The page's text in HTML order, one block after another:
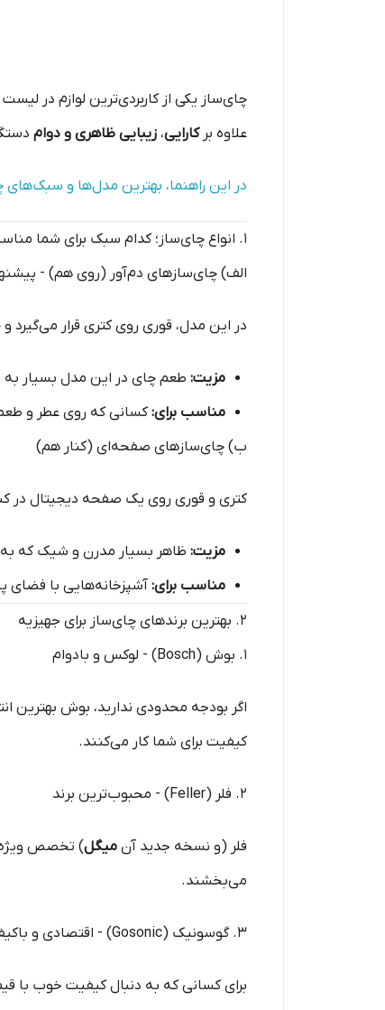
چای‌ساز یکی از کاربردی‌ترین لوازم در
علاوه برکارایی، زیبایی ظاهری و دوام
در این راهنما، بهترین مدل‌ها و
۱. انواع چای‌ساز؛ کدام سبک برای شما مناسب است؟
الف) چای‌سازهای دم‌آور (روی هم) -
در این مدل، قوری روی کتری قرار
مزیت: طعم چای در این مدل بسیار
مناسب برای:کسانی که روی عطر و
ب) چای‌سازهای صفحه‌ای (کنار هم)
کتری و قوری روی یک صفحه دیجیتال در
مزیت: ظاهر بسیار مدرن و شیک که به
مناسب برای:آشپزخانه‌هایی با فضای
۲. بهترین برندهای چای‌ساز برای جهیزیه
۱. بوش (Bosch) - لوکس و بادوام
اگر بودجه محدودی ندارید، بوش
کیفیت برای شما کار می‌کنند.
۲. فلر (Feller) - محبوب‌ترین برند
فلر (و نسخه جدید آن میگل
می‌بخشند.
۳. گوسونیک (Gosonic) - اقتصادی و باکیفیت